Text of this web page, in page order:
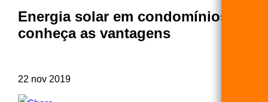
Energia solar em condomínios:
conheça as vantagens
22 nov 2019